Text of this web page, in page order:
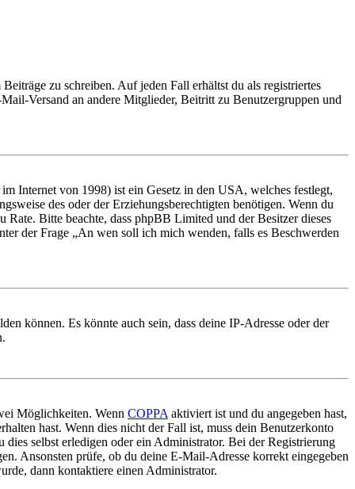
zu schreiben. Auf jeden Fall erhältst du als registriertes
Versand an andere Mitglieder, Beitritt zu Benutzergruppen und
Internet von 1998) ist ein Gesetz in den USA, welches festlegt,
des oder der Erziehungsberechtigten benötigen. Wenn du
Bitte beachte, dass phpBB Limited und der Besitzer dieses
der Frage „An wen soll ich mich wenden, falls es Beschwerden
können. Es könnte auch sein, dass deine IP-Adresse oder der
Möglichkeiten. Wenn COPPA aktiviert ist und du angegeben hast,
hast. Wenn dies nicht der Fall ist, muss dein Benutzerkonto
selbst erledigen oder ein Administrator. Bei der Registrierung
Ansonsten prüfe, ob du deine E-Mail-Adresse korrekt eingegeben
dann kontaktiere einen Administrator.